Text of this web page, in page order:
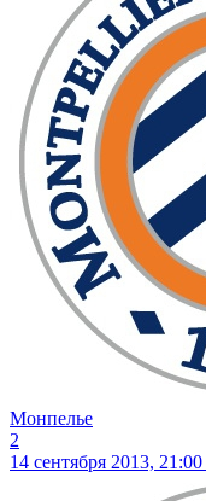
Монпелье
2
14 сентября 2013, 21:00